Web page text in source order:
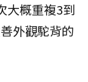
大概重複3到
外觀駝背的